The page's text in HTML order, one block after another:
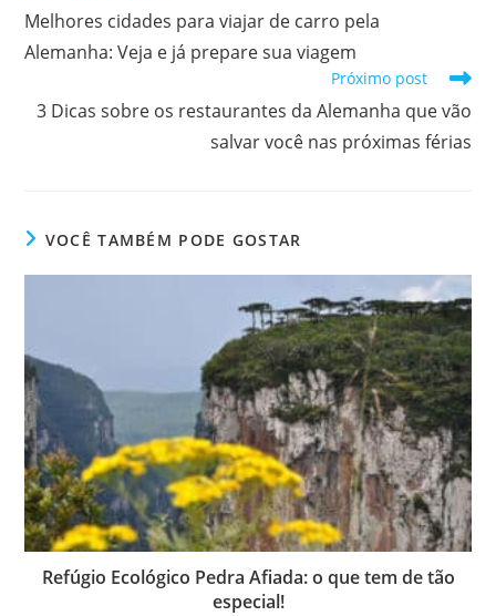
mais
artigos
Melhores cidades para viajar de carro pela
Alemanha: Veja e já prepare sua viagem
Próximo post
3 Dicas sobre os restaurantes da Alemanha que vão
salvar você nas próximas férias
VOCÊ TAMBÉM PODE GOSTAR
Refúgio Ecológico Pedra Afiada: o que tem de tão
especial!